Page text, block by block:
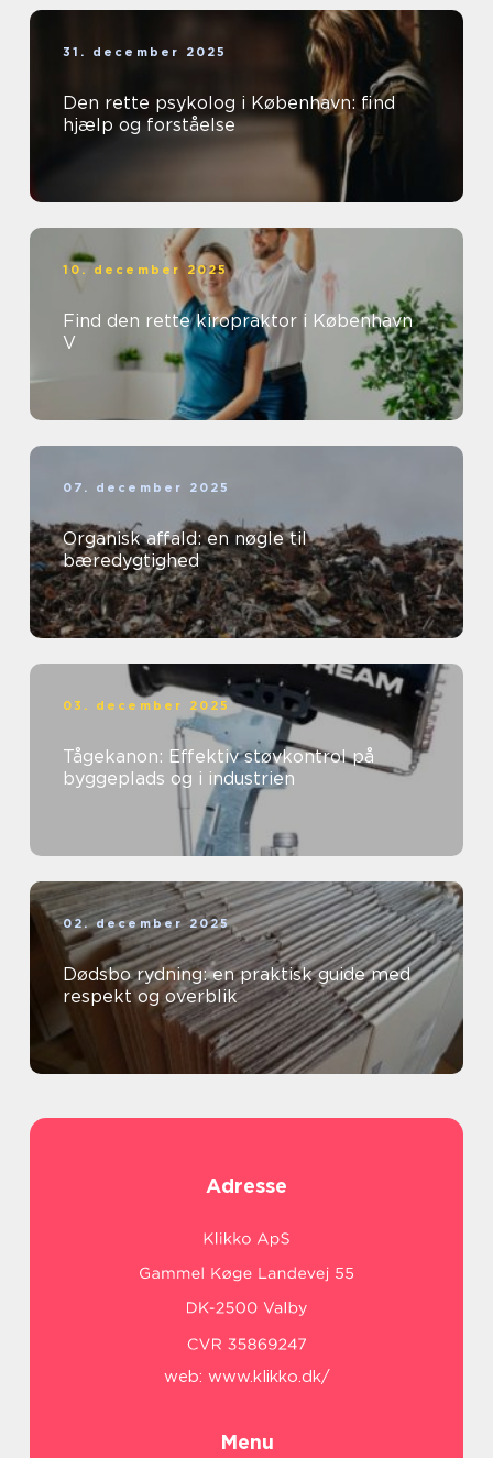
31. december 2025
Den rette psykolog i København: find
hjælp og forståelse
10. december 2025
Find den rette kiropraktor i København
V
07. december 2025
Organisk affald: en nøgle til
bæredygtighed
03. december 2025
Tågekanon: Effektiv støvkontrol på
byggeplads og i industrien
02. december 2025
Dødsbo rydning: en praktisk guide med
respekt og overblik
Adresse
web: www.klikko.dk/
Menu